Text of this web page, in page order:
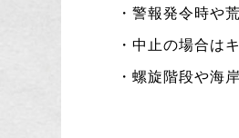
・警報発令時や
・中止の場合は
・螺旋階段や海